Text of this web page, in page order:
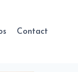
Contact